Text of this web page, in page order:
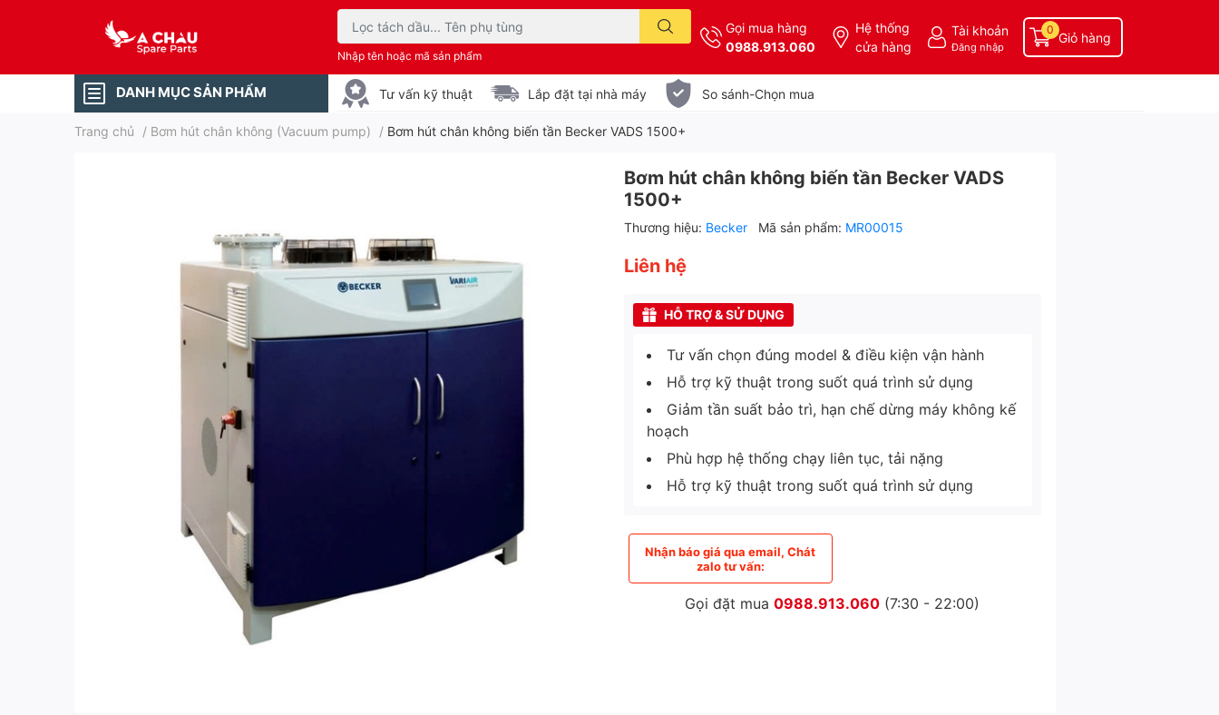
Nhập tên hoặc mã sản phẩm
Gọi mua hàng
0988.913.060
Hệ thống
cửa hàng
Tài khoản
Đăng nhập
Giỏ hàng
0
DANH MỤC SẢN PHẨM Tư vấn kỹ thuật Lắp đặt tại nhà máy So sánh-Chọn mua
Trang chủ / Bơm hút chân không (Vacuum pump) / Bơm hút chân không biến tần Becker VADS 1500+
Bơm hút chân không biến tần Becker VADS
1500+
Thương hiệu: Becker Mã sản phẩm: MR00015
Liên hệ
HỖ TRỢ & SỬ DỤNG
Tư vấn chọn đúng model & điều kiện vận hành
Hỗ trợ kỹ thuật trong suốt quá trình sử dụng
Giảm tần suất bảo trì, hạn chế dừng máy không kế
hoạch
Phù hợp hệ thống chạy liên tục, tải nặng
Hỗ trợ kỹ thuật trong suốt quá trình sử dụng
Nhận báo giá qua email, Chát
zalo tư vấn:
Gọi đặt mua0988.913.060 (7:30 - 22:00)